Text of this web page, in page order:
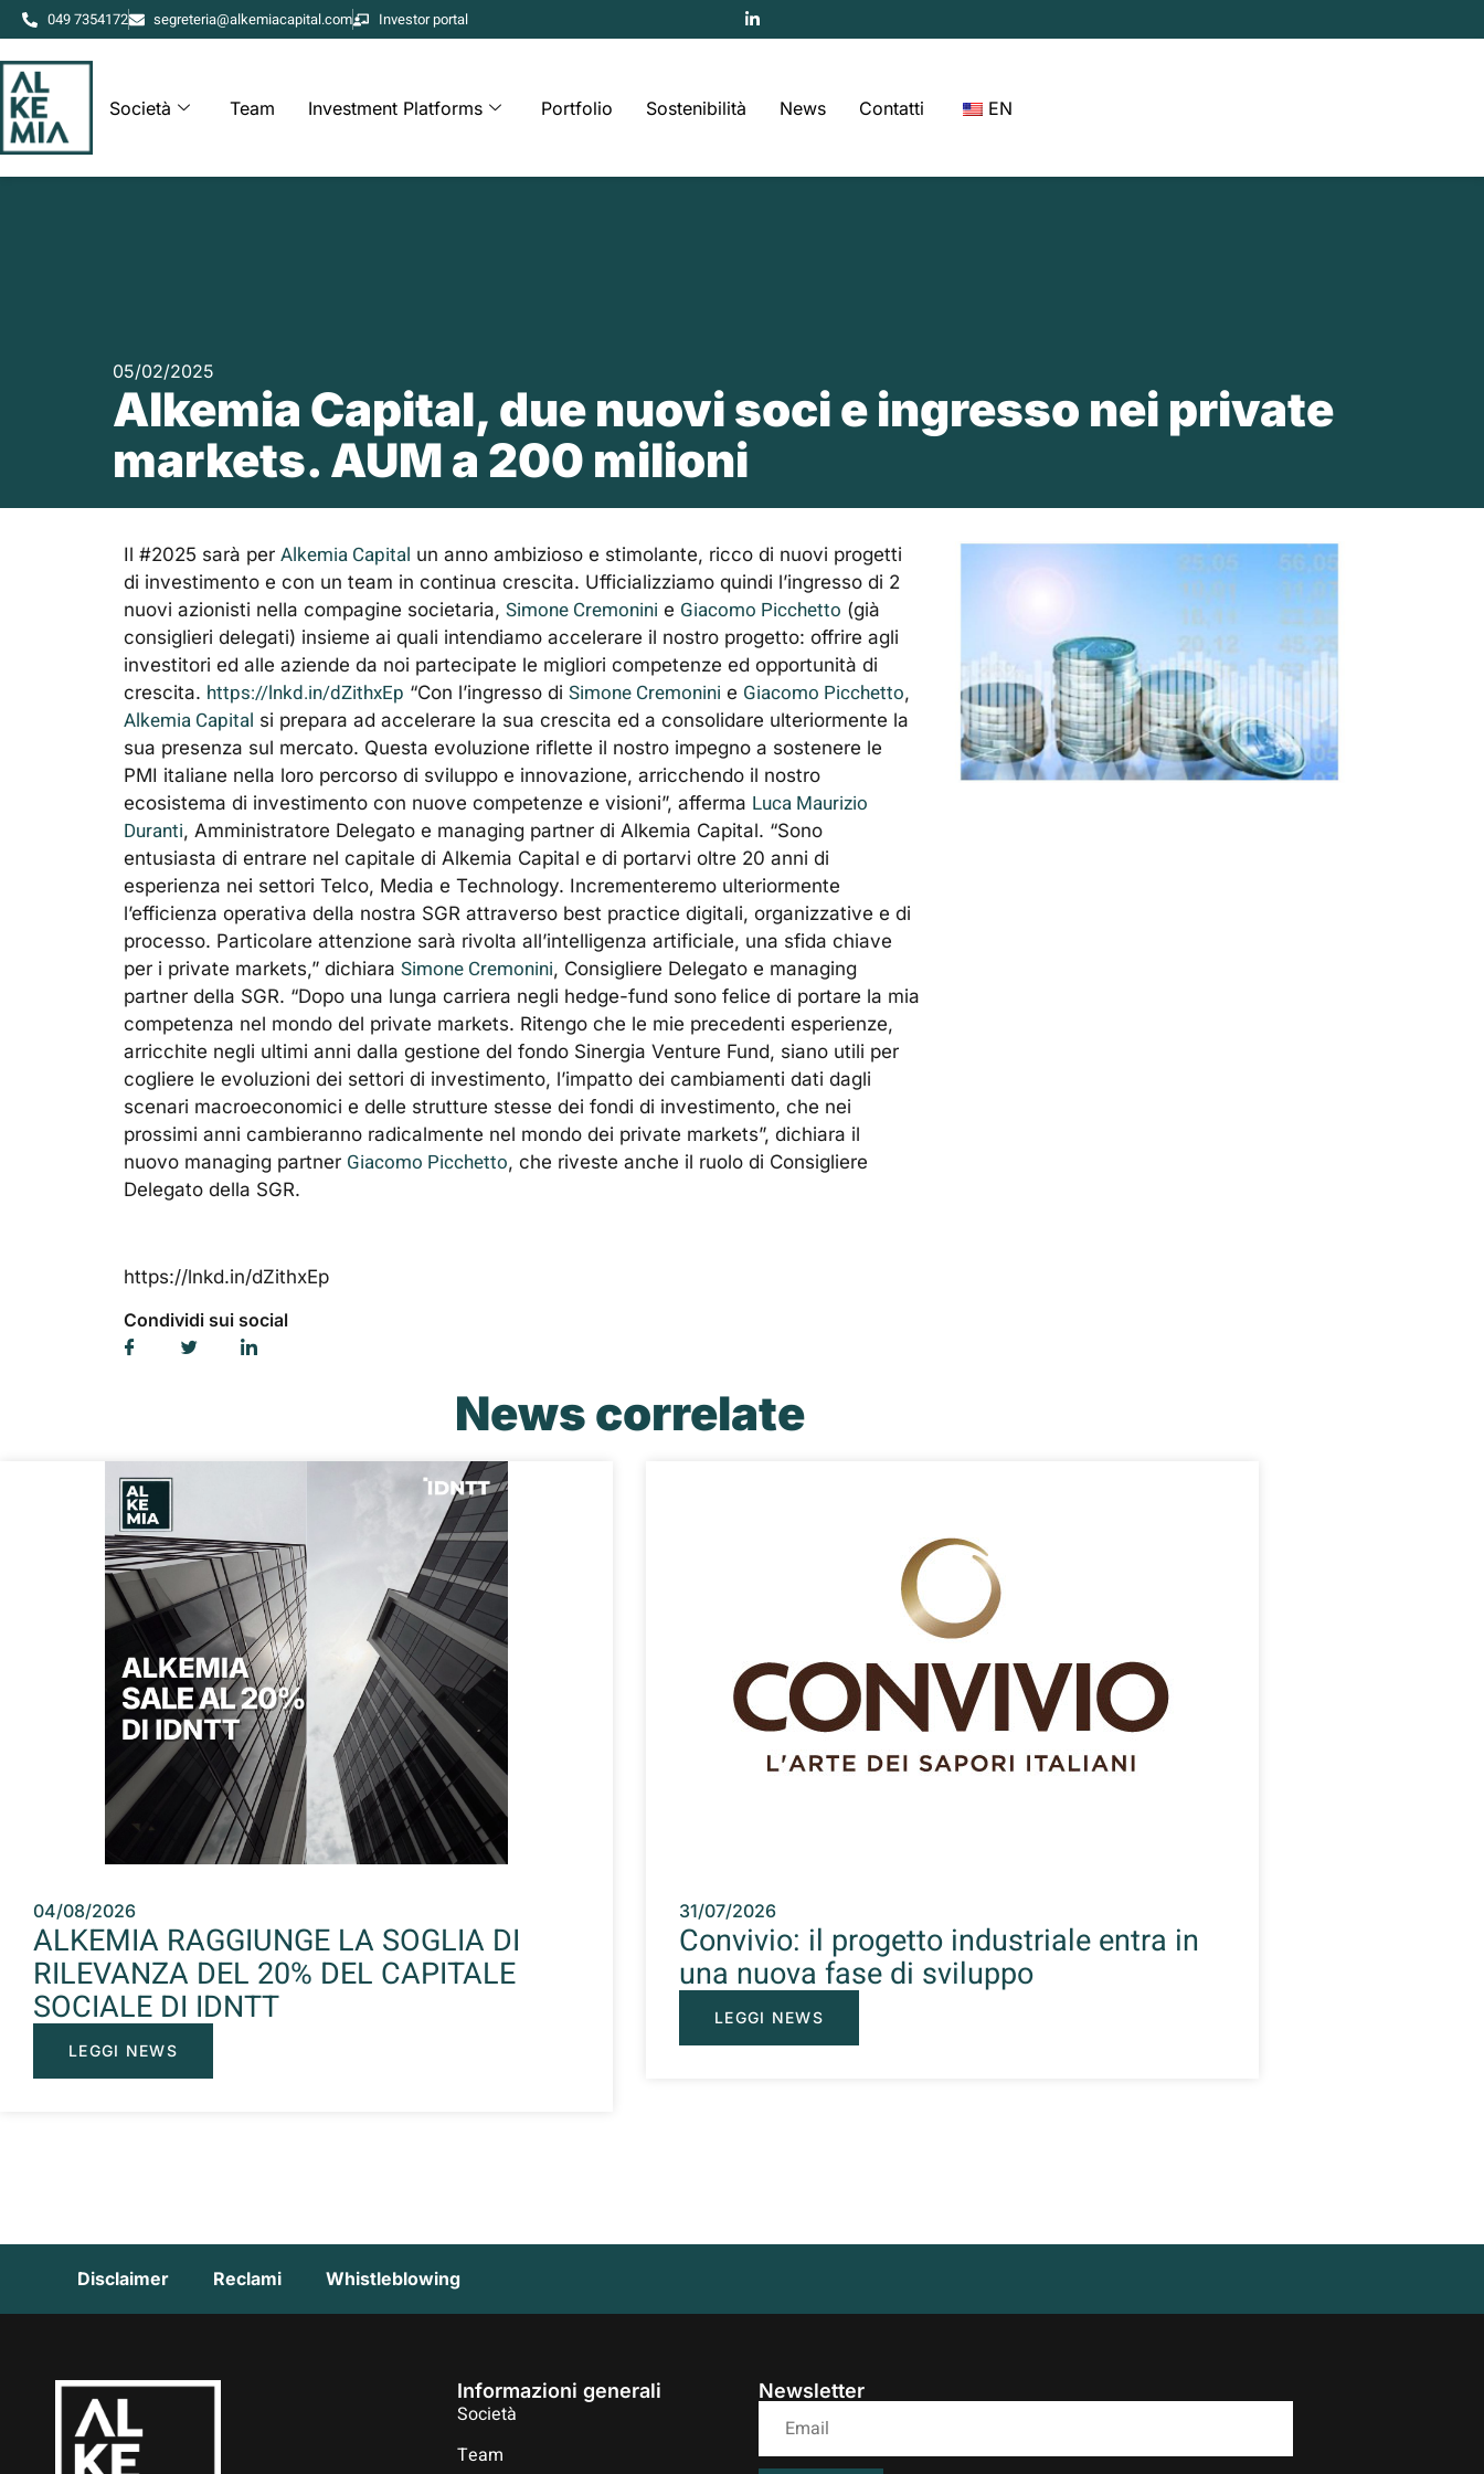
049 7354172 segreteria@alkemiacapital.com Investor portal
Società Team Investment Platforms Portfolio Sostenibilità News Contatti EN
05/02/2025
Alkemia Capital, due nuovi soci e ingresso nei private
markets. AUM a 200 milioni
Il #2025 sarà per Alkemia Capital un anno ambizioso e stimolante, ricco di nuovi progetti
di investimento e con un team in continua crescita. Ufficializziamo quindi l’ingresso di 2
nuovi azionisti nella compagine societaria, Simone Cremonini e Giacomo Picchetto (già
consiglieri delegati) insieme ai quali intendiamo accelerare il nostro progetto: offrire agli
investitori ed alle aziende da noi partecipate le migliori competenze ed opportunità di
crescita. https://lnkd.in/dZithxEp “Con l’ingresso di Simone Cremonini e Giacomo Picchetto,
Alkemia Capital si prepara ad accelerare la sua crescita ed a consolidare ulteriormente la
sua presenza sul mercato. Questa evoluzione riflette il nostro impegno a sostenere le
PMI italiane nella loro percorso di sviluppo e innovazione, arricchendo il nostro
ecosistema di investimento con nuove competenze e visioni”, afferma Luca Maurizio
Duranti, Amministratore Delegato e managing partner di Alkemia Capital. “Sono
entusiasta di entrare nel capitale di Alkemia Capital e di portarvi oltre 20 anni di
esperienza nei settori Telco, Media e Technology. Incrementeremo ulteriormente
l’efficienza operativa della nostra SGR attraverso best practice digitali, organizzative e di
processo. Particolare attenzione sarà rivolta all’intelligenza artificiale, una sfida chiave
per i private markets,” dichiara Simone Cremonini, Consigliere Delegato e managing
partner della SGR. “Dopo una lunga carriera negli hedge-fund sono felice di portare la mia
competenza nel mondo del private markets. Ritengo che le mie precedenti esperienze,
arricchite negli ultimi anni dalla gestione del fondo Sinergia Venture Fund, siano utili per
cogliere le evoluzioni dei settori di investimento, l’impatto dei cambiamenti dati dagli
scenari macroeconomici e delle strutture stesse dei fondi di investimento, che nei
prossimi anni cambieranno radicalmente nel mondo dei private markets”, dichiara il
nuovo managing partner Giacomo Picchetto, che riveste anche il ruolo di Consigliere
Delegato della SGR.
https://lnkd.in/dZithxEp
Condividi sui social
News correlate
04/08/2026
ALKEMIA RAGGIUNGE LA SOGLIA DI
RILEVANZA DEL 20% DEL CAPITALE
SOCIALE DI IDNTT
LEGGI NEWS
31/07/2026
Convivio: il progetto industriale entra in
una nuova fase di sviluppo
LEGGI NEWS
Disclaimer Reclami Whistleblowing
Informazioni generali
Società
Team
Newsletter